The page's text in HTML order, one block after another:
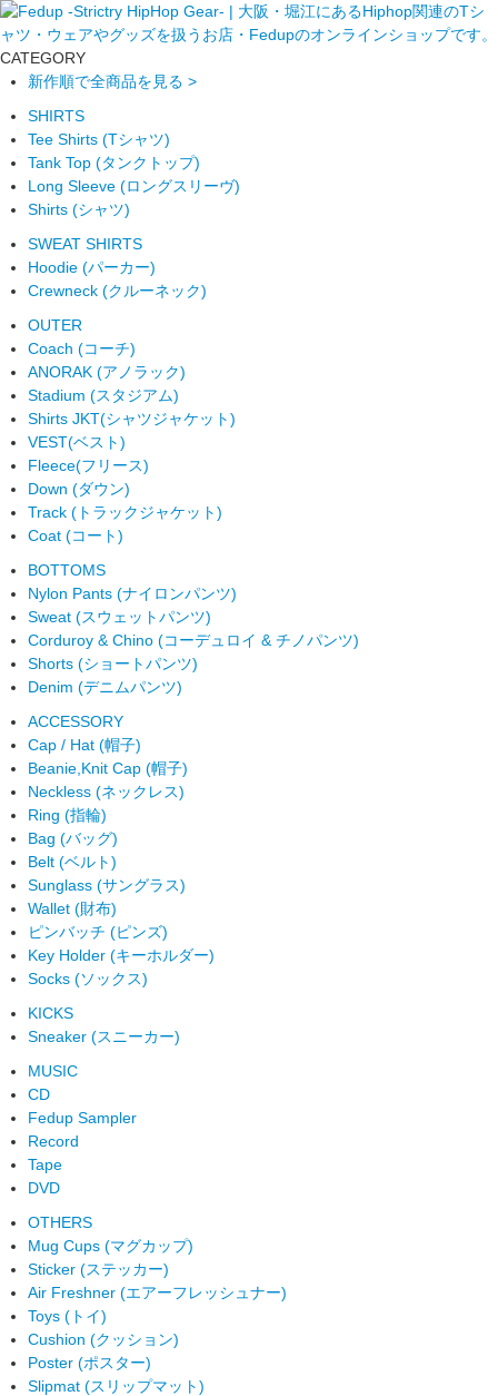
CATEGORY
新作順で全商品を見る >
SHIRTS
Tee Shirts (Tシャツ)
Tank Top (タンクトップ)
Long Sleeve (ロングスリーヴ)
Shirts (シャツ)
SWEAT SHIRTS
Hoodie (パーカー)
Crewneck (クルーネック)
OUTER
Coach (コーチ)
ANORAK (アノラック)
Stadium (スタジアム)
Shirts JKT(シャツジャケット)
VEST(ベスト)
Fleece(フリース)
Down (ダウン)
Track (トラックジャケット)
Coat (コート)
BOTTOMS
Nylon Pants (ナイロンパンツ)
Sweat (スウェットパンツ)
Corduroy & Chino (コーデュロイ & チノパンツ)
Shorts (ショートパンツ)
Denim (デニムパンツ)
ACCESSORY
Cap / Hat (帽子)
Beanie,Knit Cap (帽子)
Neckless (ネックレス)
Ring (指輪)
Bag (バッグ)
Belt (ベルト)
Sunglass (サングラス)
Wallet (財布)
ピンバッチ (ピンズ)
Key Holder (キーホルダー)
Socks (ソックス)
KICKS
Sneaker (スニーカー)
MUSIC
CD
Fedup Sampler
Record
Tape
DVD
OTHERS
Mug Cups (マグカップ)
Sticker (ステッカー)
Air Freshner (エアーフレッシュナー)
Toys (トイ)
Cushion (クッション)
Poster (ポスター)
Slipmat (スリップマット)